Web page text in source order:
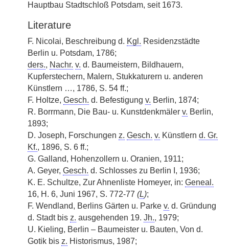
Hauptbau Stadtschloß Potsdam, seit 1673.
Literature
F. Nicolai, Beschreibung d. Kgl. Residenzstädte
Berlin u. Potsdam, 1786;
ders., Nachr. v. d. Baumeistern, Bildhauern,
Kupferstechern, Malern, Stukkaturern u. anderen
Künstlern …, 1786, S. 54 ff.;
F. Holtze, Gesch. d. Befestigung v. Berlin, 1874;
R. Borrmann, Die Bau- u. Kunstdenkmäler v. Berlin,
1893;
D. Joseph, Forschungen z. Gesch. v. Künstlern d. Gr.
Kf., 1896, S. 6 ff.;
G. Galland, Hohenzollern u. Oranien, 1911;
A. Geyer, Gesch. d. Schlosses zu Berlin I, 1936;
K. E. Schultze, Zur Ahnenliste Homeyer, in: Geneal.
16, H. 6, Juni 1967, S. 772-77 (L);
F. Wendland, Berlins Gärten u. Parke v. d. Gründung
d. Stadt bis z. ausgehenden 19. Jh., 1979;
U. Kieling, Berlin – Baumeister u. Bauten, Von d.
Gotik bis z. Historismus, 1987;